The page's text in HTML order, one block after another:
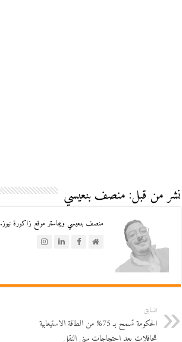
نشر من قبل: منصف بنعيسي
منصف بنعيسي ويبماستر موقع زاكورة نيوز.
السابق
الحكومة تسمح بـ 75% من الطاقة الاستيعابية
للحافلات بعد احتجاجات مهني النقل